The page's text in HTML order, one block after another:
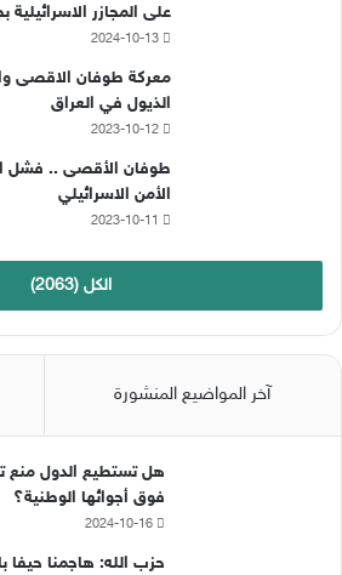
ك
على المجازر الاسرائيلية
2024-10-13
معركة طوفان الاقصى
الذيول في العراق
2023-10-12
طوفان الأقصى .. فشل
الأمن الاسرائيلي
2023-10-11
الكل (2063)
آخر المواضيع المنشورة
هل تستطيع الدول منع
فوق أجوائها الوطنية؟
2024-10-16
حزب الله: هاجمنا حيفا